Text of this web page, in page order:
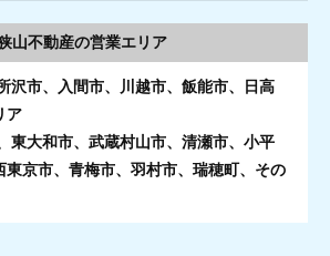
山不動産の営業エリア
沢市、入間市、川越市、飯能市、日高
ア
東大和市、武蔵村山市、清瀬市、小平
東京市、青梅市、羽村市、瑞穂町、その